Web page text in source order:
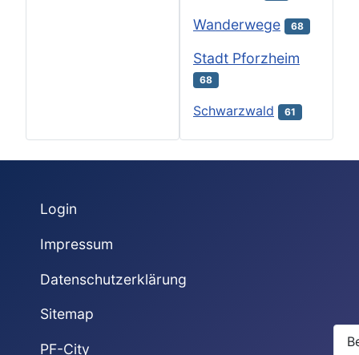
Wanderwege 68
Stadt Pforzheim
68
Schwarzwald 61
Login
Impressum
Datenschutzerklärung
Sitemap
PF-City